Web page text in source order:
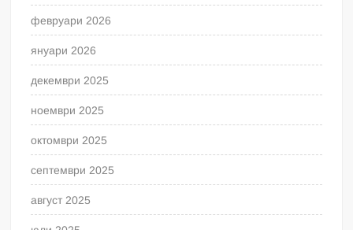
февруари 2026
януари 2026
декември 2025
ноември 2025
октомври 2025
септември 2025
август 2025